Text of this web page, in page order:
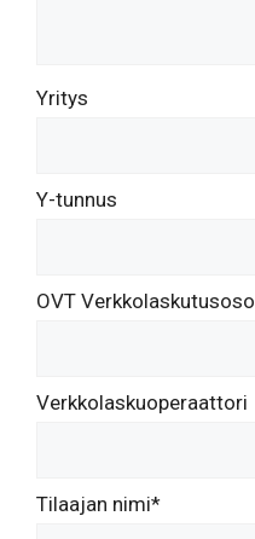
Yritys
Y-tunnus
OVT
Verkkolaskuoperaattori
Tilaajan nimi*